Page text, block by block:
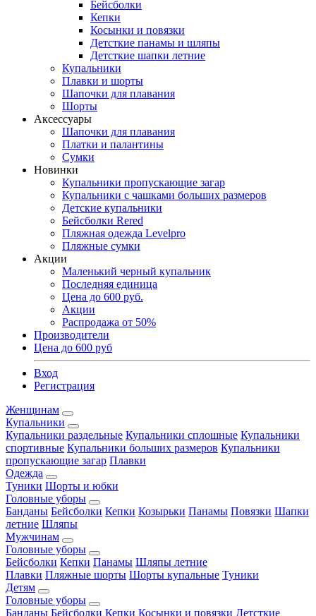
Бейсболки
Кепки
Косынки и повязки
Детсткие панамы и шляпы
Детсткие шапки летние
Купальники
Плавки и шорты
Шапочки для плавания
Шорты
Аксессуары
Шапочки для плавания
Платки и палантины
Сумки
Новинки
Купальники пропускающие загар
Купальники с чашками больших размеров
Детские купальники
Бейсболки Rered
Пляжная одежда Levelpro
Пляжные сумки
Акции
Маленький черный купальник
Последняя единица
Цена до 600 руб.
Акции
Распродажа от 50%
Производители
Цена до 600 руб
Вход
Регистрация
Женщинам
Купальники
Купальники раздельные Купальники сплошные Купальники
спортивные Купальники больших размеров Купальники
пропускающие загар Плавки
Одежда
Туники Шорты и юбки
Головные уборы
Банданы Бейсболки Кепки Козырьки Панамы Повязки Шапки
летние Шляпы
Мужчинам
Головные уборы
Бейсболки Кепки Панамы Шляпы летние
Плавки Пляжные шорты Шорты купальные Туники
Детям
Головные уборы
Банданы Бейсболки Кепки Косынки и повязки Детсткие